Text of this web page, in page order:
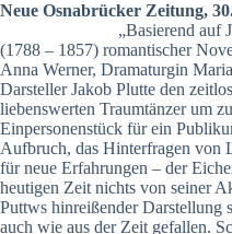
Neue Osnabrücker
„Basierend auf
(1788 – 1857) romantischer
Anna Werner, Dramaturgin
Darsteller Jakob Plutte den
liebenswerten Traumtänzer um
Einpersonenstück für ein
Aufbruch, das Hinterfragen von
für neue Erfahrungen – der
heutigen Zeit nichts von seiner
Puttws hinreißender Darstellung
auch wie aus der Zeit gefallen.